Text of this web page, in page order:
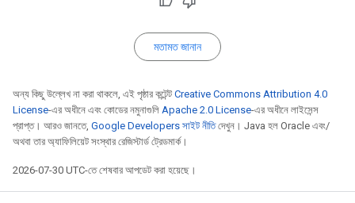
মতামত জানান
অন্য কিছু উল্লেখ না করা থাকলে, এই পৃষ্ঠার কন্টেন্ট Creative Commons Attribution 4.0
License-এর অধীনে এবং কোডের নমুনাগুলি Apache 2.0 License-এর অধীনে লাইসেন্স
প্রাপ্ত। আরও জানতে, Google Developers সাইট নীতিদেখুন। Java হল Oracle এবং/
অথবা তার অ্যাফিলিয়েট সংস্থার রেজিস্টার্ড ট্রেডমার্ক।
2026-07-30 UTC-তে শেষবার আপডেট করা হয়েছে।